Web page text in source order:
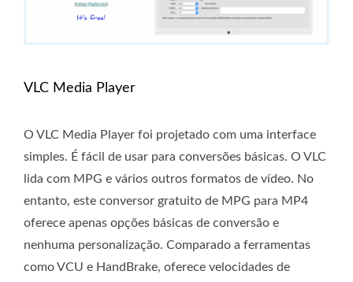
VLC Media Player
O VLC Media Player foi projetado com uma interface
simples. É fácil de usar para conversões básicas. O VLC
lida com MPG e vários outros formatos de vídeo. No
entanto, este conversor gratuito de MPG para MP4
oferece apenas opções básicas de conversão e
nenhuma personalização. Comparado a ferramentas
como VCU e HandBrake, oferece velocidades de